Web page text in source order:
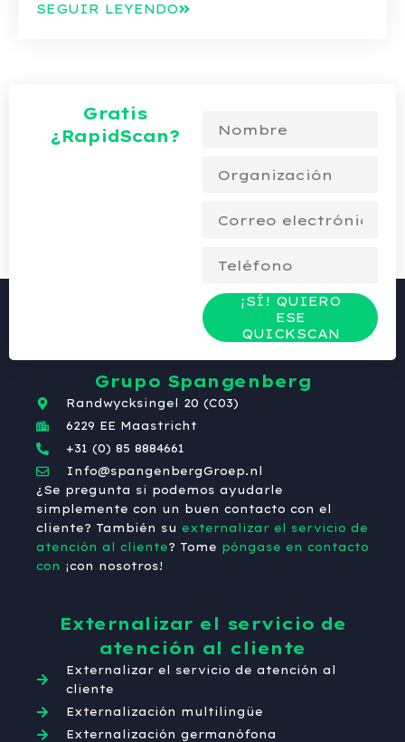
SEGUIR LEYENDO
Gratis
¿RapidScan?
¡SÍ! QUIERO
ESE
QUICKSCAN
Grupo Spangenberg
Randwycksingel 20 (C03)
6229 EE Maastricht
+31 (0) 85 8884661
Info@spangenbergGroep.nl
¿Se pregunta si podemos ayudarle
simplemente con un buen contacto con el
cliente? También su externalizar el servicio de
atención al cliente? Tome póngase en contacto
con ¡con nosotros!
Externalizar el servicio de
atención al cliente
Externalizar el servicio de atención al
cliente
Externalización multilingüe
Externalización germanófona